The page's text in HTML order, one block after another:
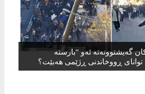
گەیشتوونەتە ئەو “بارستە
ڕووخاندنی ڕژێمی هەبێت؟